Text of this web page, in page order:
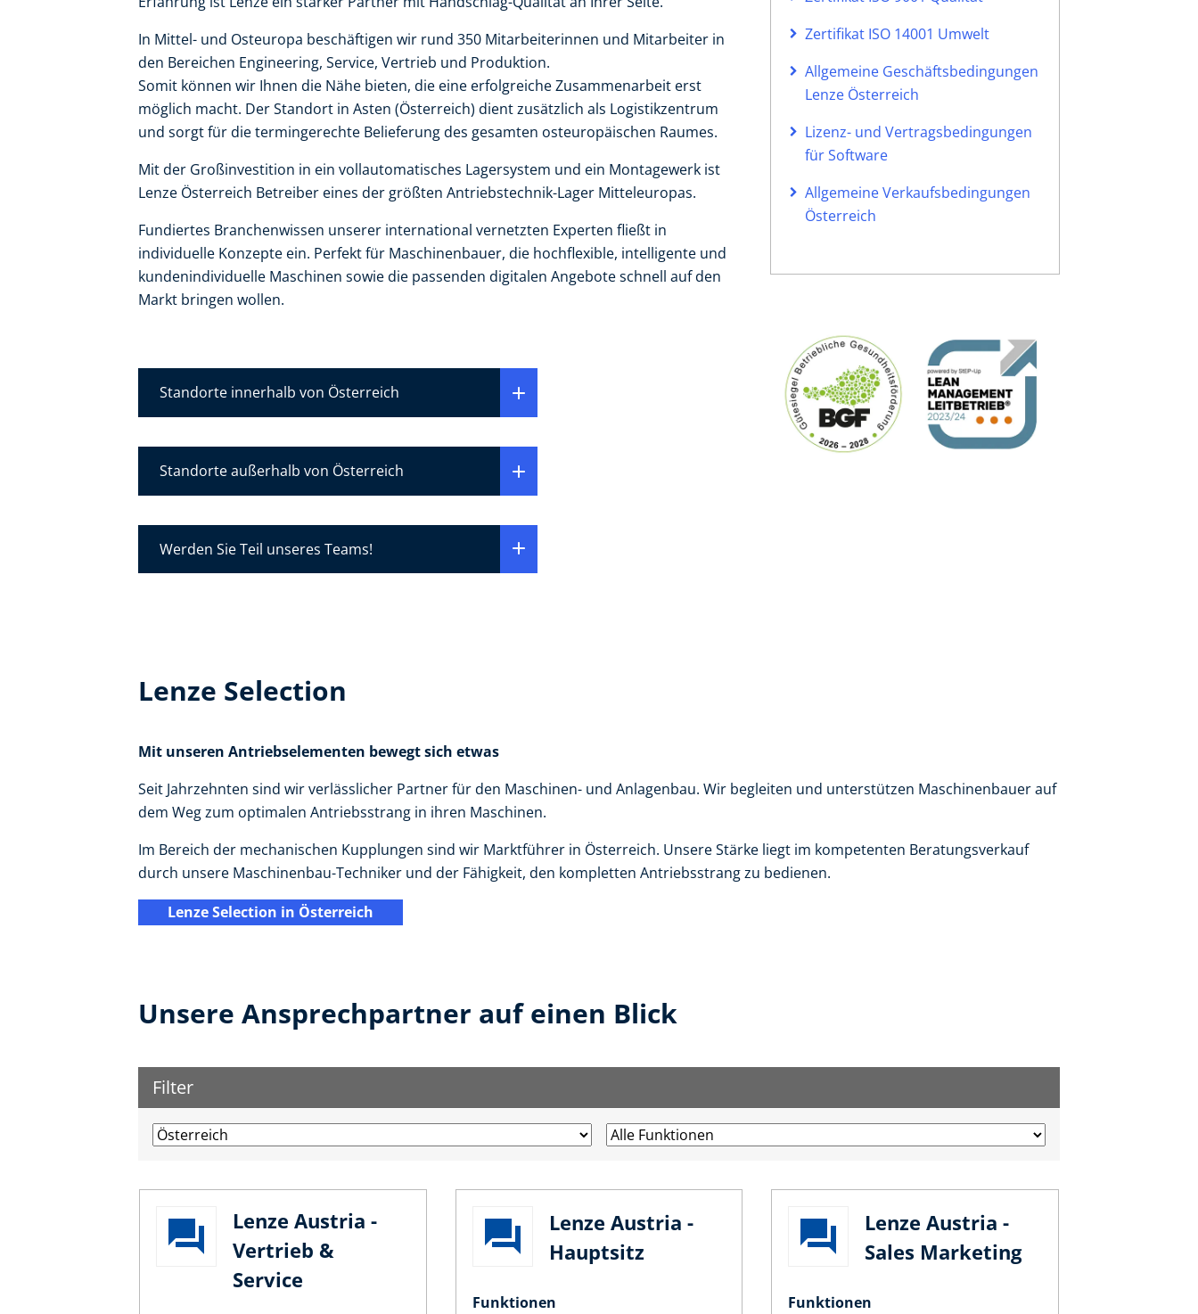
In Mittel- und Osteuropa beschäftigen wir rund 350 Mitarbeiterinnen und Mitarbeiter in
den Bereichen Engineering, Service, Vertrieb und Produktion.
Somit können wir Ihnen die Nähe bieten, die eine erfolgreiche Zusammenarbeit erst
möglich macht. Der Standort in Asten (Österreich) dient zusätzlich als Logistikzentrum
und sorgt für die termingerechte Belieferung des gesamten osteuropäischen Raumes.
Mit der Großinvestition in ein vollautomatisches Lagersystem und ein Montagewerk ist
Lenze Österreich Betreiber eines der größten Antriebstechnik-Lager Mitteleuropas.
Fundiertes Branchenwissen unserer international vernetzten Experten fließt in
individuelle Konzepte ein. Perfekt für Maschinenbauer, die hochflexible, intelligente und
kundenindividuelle Maschinen sowie die passenden digitalen Angebote schnell auf den
Markt bringen wollen.
Standorte innerhalb von Österreich
Standorte außerhalb von Österreich
Werden Sie Teil unseres Teams!
Zertifikat ISO 14001 Umwelt
Allgemeine Geschäftsbedingungen
Lenze Österreich
Lizenz- und Vertragsbedingungen
für Software
Allgemeine Verkaufsbedingungen
Österreich
Lenze Selection
Mit unseren Antriebselementen bewegt sich etwas
Seit Jahrzehnten sind wir verlässlicher Partner für den Maschinen- und Anlagenbau. Wir begleiten und unterstützen Maschinenbauer auf
dem Weg zum optimalen Antriebsstrang in ihren Maschinen.
Im Bereich der mechanischen Kupplungen sind wir Marktführer in Österreich. Unsere Stärke liegt im kompetenten Beratungsverkauf
durch unsere Maschinenbau-Techniker und der Fähigkeit, den kompletten Antriebsstrang zu bedienen.
Lenze Selection in Österreich
Unsere Ansprechpartner auf einen Blick
Filter
Lenze Austria -
Vertrieb &
Service
Lenze Austria -
Hauptsitz
Funktionen
Lenze Austria -
Sales Marketing
Funktionen